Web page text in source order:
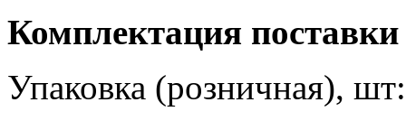
Комплектация поставки
Упаковка (розничная),